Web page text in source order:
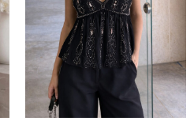
opciones
se
pueden
elegir
en
la